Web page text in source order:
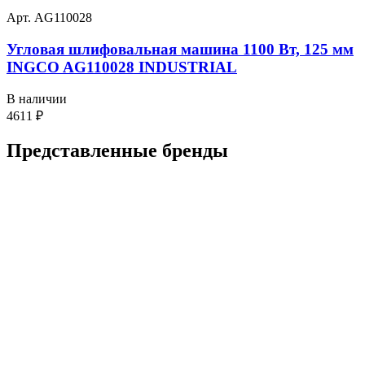
Арт. AG110028
Угловая шлифовальная машина 1100 Вт, 125 мм
INGCO AG110028 INDUSTRIAL
В наличии
4611 ₽
Представленные бренды